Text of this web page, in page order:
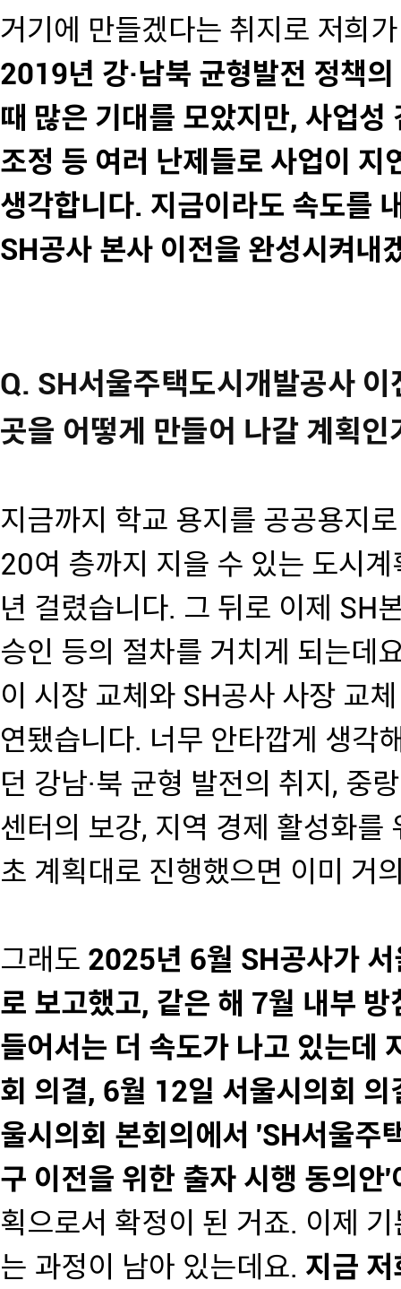
거기에 만들겠다는 취지로 저희
2019년 강·남북 균형발전 정책
때 많은 기대를 모았지만, 사업성
조정 등 여러 난제들로 사업이 지
생각합니다. 지금이라도 속도를
SH공사 본사 이전을 완성시켜내
Q. SH서울주택도시개발공사
곳을 어떻게 만들어 나갈 계획인
지금까지 학교 용지를 공공용지
20여 층까지 지을 수 있는 도시
년 걸렸습니다. 그 뒤로 이제 SH
승인 등의 절차를 거치게 되는데
이 시장 교체와 SH공사 사장 교
연됐습니다. 너무 안타깝게 생각
던 강남·북 균형 발전의 취지, 중
센터의 보강, 지역 경제 활성화를
초 계획대로 진행했으면 이미 거
그래도 2025년 6월 SH공사가
로 보고했고, 같은 해 7월 내부
들어서는 더 속도가 나고 있는데
회 의결, 6월 12일 서울시의회
울시의회 본회의에서 'SH서울주
구 이전을 위한 출자 시행 동의안
획으로서 확정이 된 거죠. 이제
는 과정이 남아 있는데요. 지금